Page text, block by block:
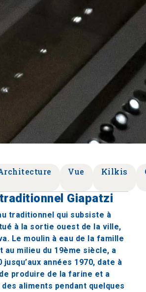
Vue Kilkis
Giapatzi
traditionnel qui subsiste à
à la sortie ouest de la ville,
Le moulin à eau de la famille
au milieu du 19ème siècle, a
années 1970, date à
produire de la farine et a
aliments pendant quelques